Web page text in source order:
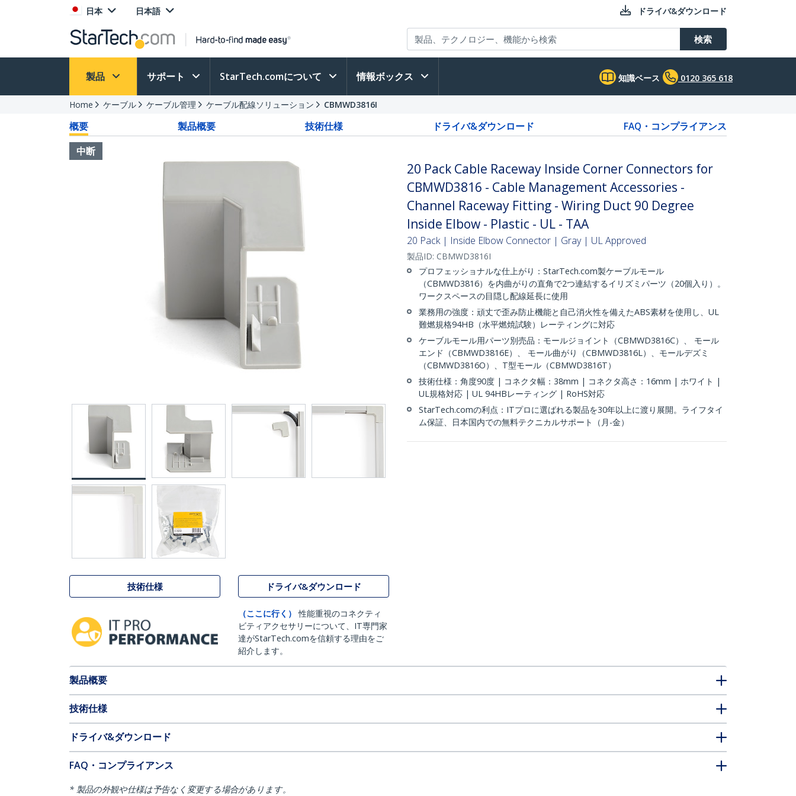
日本 日本語 ドライバ&ダウンロード
検索
製品 サポート StarTech.comについて 情報ボックス 知識ベース 0120 365 618
Home ケーブル ケーブル管理 ケーブル配線ソリューション CBMWD3816I
概要 製品概要 技術仕様 ドライバ&ダウンロード
FAQ・コンプライアンス
中断
技術仕様 ドライバ&ダウンロード
（ここに行く）
性能重視のコネクティ
ビティアクセサリーについて、IT専門家
達がStarTech.comを信頼する理由をご
紹介します。
20 Pack Cable Raceway Inside Corner Connectors for
CBMWD3816 - Cable Management Accessories -
Channel Raceway Fitting - Wiring Duct 90 Degree
Inside Elbow - Plastic - UL - TAA
20 Pack | Inside Elbow Connector | Gray | UL Approved
製品ID: CBMWD3816I
プロフェッショナルな仕上がり：StarTech.com製ケーブルモール
（CBMWD3816）を内曲がりの直角で2つ連結するイリズミパーツ（20個入り）。
ワークスペースの目隠し配線延長に使用
業務用の強度：頑丈で歪み防止機能と自己消火性を備えたABS素材を使用し、UL
難燃規格94HB（水平燃焼試験）レーティングに対応
ケーブルモール用パーツ別売品：モールジョイント（CBMWD3816C）、 モール
エンド（CBMWD3816E）、 モール曲がり（CBMWD3816L）、モールデズミ
（CBMWD3816O）、T型モール（CBMWD3816T）
技術仕様：角度90度 | コネクタ幅：38mm | コネクタ高さ：16mm | ホワイト |
UL規格対応 | UL 94HBレーティング | RoHS対応
StarTech.comの利点：ITプロに選ばれる製品を30年以上に渡り展開。ライフタイ
ム保証、日本国内での無料テクニカルサポート（月-金）
製品概要
技術仕様
ドライバ&ダウンロード
FAQ・コンプライアンス
* 製品の外観や仕様は予告なく変更する場合があります。